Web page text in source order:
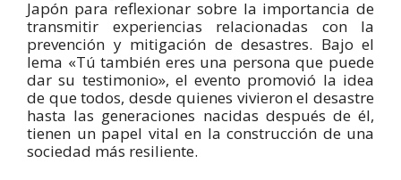
Japón para reflexionar sobre la importancia de
transmitir experiencias relacionadas con la
prevención y mitigación de desastres. Bajo el
lema «Tú también eres una persona que puede
dar su testimonio», el evento promovió la idea
de que todos, desde quienes vivieron el desastre
hasta las generaciones nacidas después de él,
tienen un papel vital en la construcción de una
sociedad más resiliente.